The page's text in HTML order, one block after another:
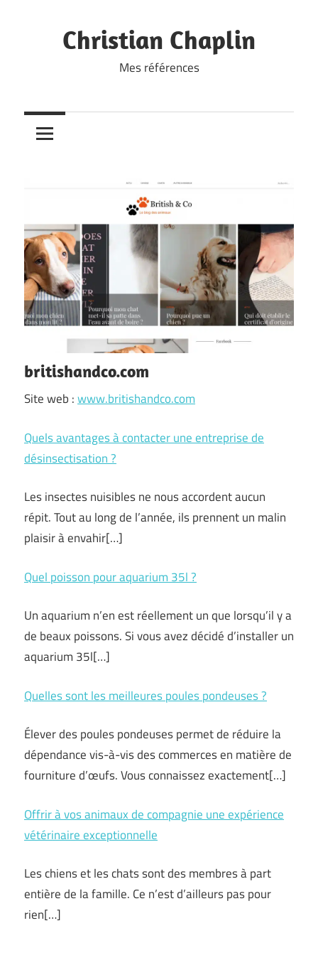
Christian Chaplin
Mes références
britishandco.com
Site web :www.britishandco.com
Quels avantages à contacter une entreprise de
désinsectisation ?
Les insectes nuisibles ne nous accordent aucun
répit. Tout au long de l’année, ils prennent un malin
plaisir à envahir[…]
Quel poisson pour aquarium 35l ?
Un aquarium n’en est réellement un que lorsqu’il y a
de beaux poissons. Si vous avez décidé d’installer un
aquarium 35l[…]
Quelles sont les meilleures poules pondeuses ?
Élever des poules pondeuses permet de réduire la
dépendance vis-à-vis des commerces en matière de
fourniture d’œufs. Vous connaissez exactement[…]
Offrir à vos animaux de compagnie une expérience
vétérinaire exceptionnelle
Les chiens et les chats sont des membres à part
entière de la famille. Ce n’est d’ailleurs pas pour
rien[…]